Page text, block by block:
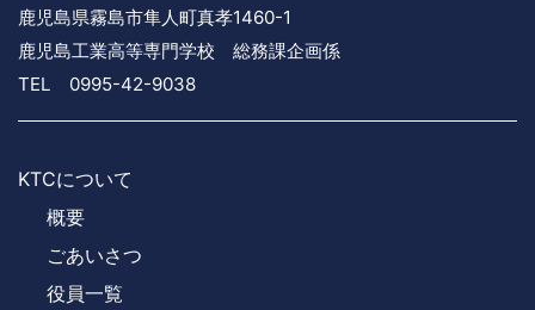
鹿児島県霧島市隼人町真孝1460-1
鹿児島工業高等専門学校 総務課企画係
TEL 0995-42-9038
KTCについて
概要
ごあいさつ
役員一覧